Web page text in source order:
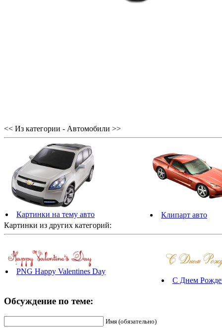
<< Из категории - Автомобили >>
Картинки на тему авто
Клипарт авто
Картинки из других категорий:
PNG Happy Valentines Day
С Днем
Обсуждение по теме:
Имя (обязательно)